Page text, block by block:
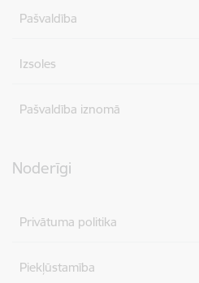
Pašvaldība
Izsoles
Pašvaldība iznomā
Noderīgi
Privātuma politika
Piekļūstamība